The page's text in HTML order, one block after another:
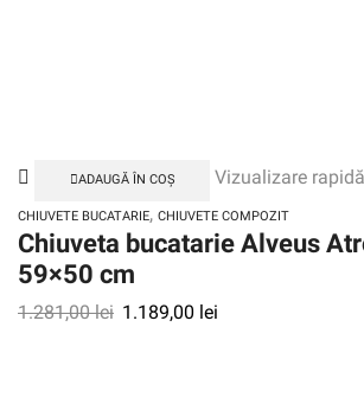
ADAUGĂ ÎN COȘ Vizualizare rapidă
CHIUVETE BUCATARIE, CHIUVETE COMPOZIT
Chiuveta bucatarie Alveus
59×50 cm
1.281,00lei 1.189,00 lei